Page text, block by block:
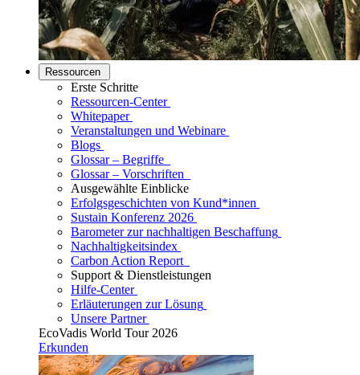
Ressourcen
Erste Schritte
Ressourcen-Center
Whitepaper
Veranstaltungen und Webinare
Blogs
Glossar – Begriffe
Glossar – Vorschriften
Ausgewählte Einblicke
Erfolgsgeschichten von Kund*innen
Sustain Konferenz 2026
Barometer zur nachhaltigen Beschaffung
Nachhaltigkeitsindex
Carbon Action Report
Support & Dienstleistungen
Hilfe-Center
Erläuterungen zur Lösung
Unsere Partner
EcoVadis World Tour 2026
Erkunden